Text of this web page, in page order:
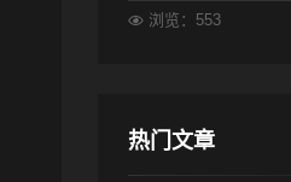
浏览：553
热门文章